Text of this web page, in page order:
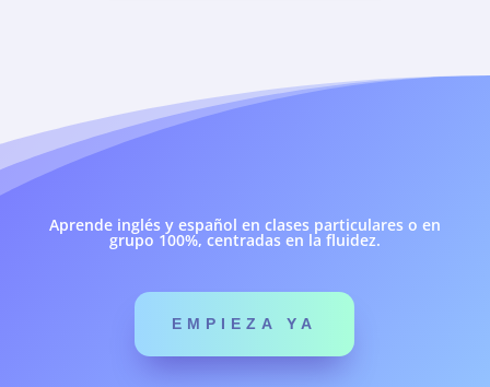
Aprende inglés y español en clases particulares o en
grupo 100%, centradas en la fluidez.
EMPIEZA YA